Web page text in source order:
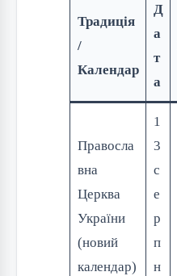
Традиція
/
Календар
Д
а
т
а
Правосла
вна
Церква
України
(новий
календар)
1
3
с
е
р
п
н